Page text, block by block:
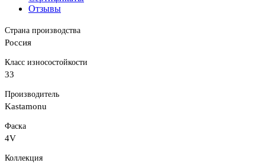
Отзывы
Страна производства
Россия
Класс износостойкости
33
Производитель
Kastamonu
Фаска
4V
Коллекция